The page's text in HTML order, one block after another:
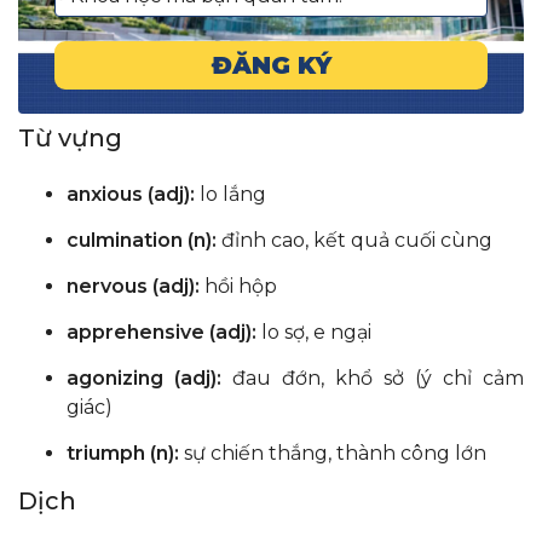
ĐĂNG KÝ
Từ vựng
anxious (adj): lo lắng
culmination (n): đỉnh cao, kết quả cuối cùng
nervous (adj): hồi hộp
apprehensive (adj): lo sợ, e ngại
agonizing (adj): đau đớn, khổ sở (ý chỉ cảm
giác)
triumph (n): sự chiến thắng, thành công lớn
Dịch